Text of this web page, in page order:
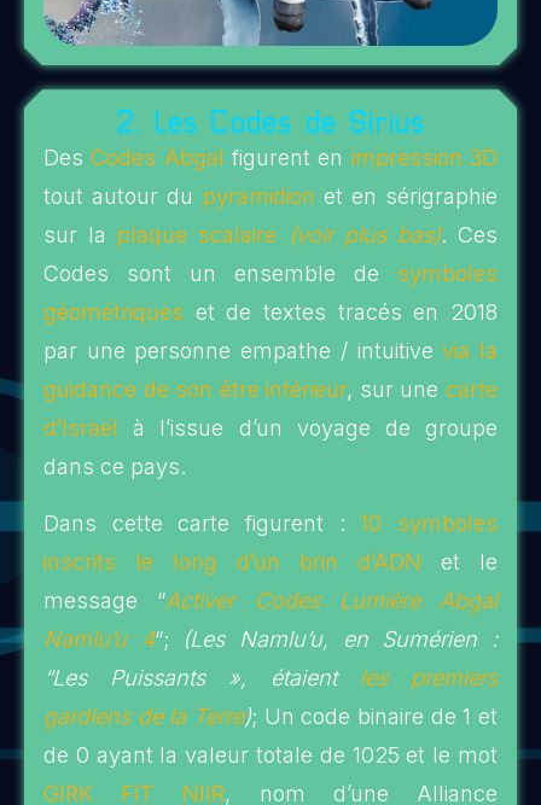
2. Les Codes de Sirius
DesCodes Abgal figurent en impression 3D
tout autour du pyramidion et en sérigraphie
sur la plaque scalaire (voir plus bas). Ces
Codes sont un ensemble de symboles
géométriques et de textes tracés en 2018
par une personne empathe / intuitivevia la
guidance de son être intérieur, sur une carte
d’Israël à l’issue d’un voyage de groupe
dans ce pays.
Dans cette carte figurent :10 symboles
inscrits le long d’un brin d’ADN et le
message “Activer Codes Lumière Abgal
Namlu’u 4“;
(Les Namlu’u, en Sumérien :
“Les Puissants », étaient
les premiers
gardiens de la Terre); Un code binaire de 1 et
de 0 ayant la valeur totale de 1025 et le mot
GIRK FIT NIIR, nom d’une Alliance